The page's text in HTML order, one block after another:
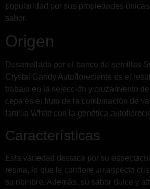
popularidad por sus propiedades
sabor.
Origen
Desarrollada por el banco de semillas
Crystal Candy Autofloreciente es el
trabajo en la selección y cruzamiento
cepa es el fruto de la combinación de
familia White con la genética
Características
Esta variedad destaca por su
resina, lo que le confiere un aspecto
su nombre. Además, su sabor dulce y